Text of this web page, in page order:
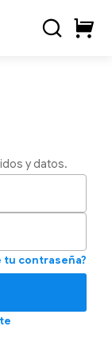
y datos.
tu contraseña?